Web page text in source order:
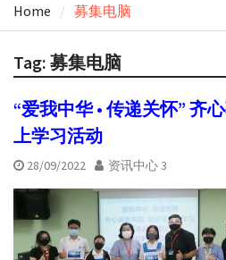
Home 募集电脑
Tag: 募集电脑
“爱我中华 • 传递关怀” 齐
上学习活动
28/09/2022 资讯中心 3